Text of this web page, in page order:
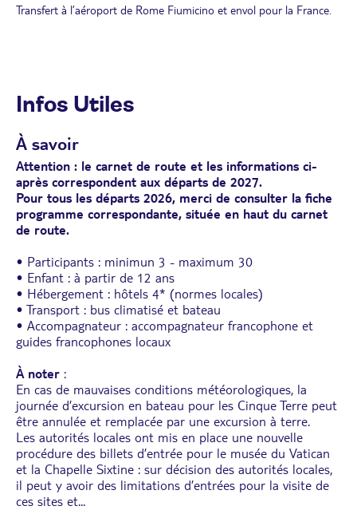
Déjeuner libre.
Visite du Vatican (classé au Patrimoine mondial de l'UNESCO), de
Dîner et nuit à l'hôtel.
Transfert à l’aéroport de Rome Fiumicino et envol pour la France.
Infos Utiles
À savoir
Attention : le carnet de route et les informations ci-
après correspondent aux départs de 2027.
Pour tous les départs 2026, merci de consulter la fiche
programme correspondante, située en haut du carnet
de route.
• Participants : minimun 3 - maximum 30
• Enfant : à partir de 12 ans
• Hébergement : hôtels 4* (normes locales)
• Transport : bus climatisé et bateau
• Accompagnateur : accompagnateur francophone et
guides francophones locaux
À noter :
En cas de mauvaises conditions météorologiques, la
journée d’excursion en bateau pour les Cinque Terre peut
être annulée et remplacée par une excursion à terre.
Les autorités locales ont mis en place une nouvelle
procédure des billets d’entrée pour le musée du Vatican
et la Chapelle Sixtine : sur décision des autorités locales,
il peut y avoir des limitations d’entrées pour la visite de
ces sites et...